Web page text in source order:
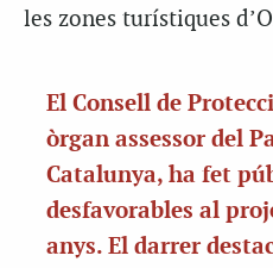
les zones turístiques
El Consell de
òrgan assessor del
Catalunya, ha fet
desfavorables al
anys. El darrer